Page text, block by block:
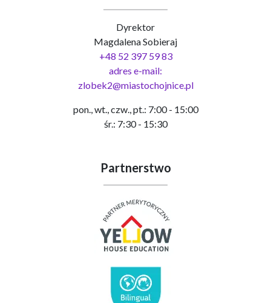
Dyrektor
Magdalena Sobieraj
+48 52 397 59 83
adres e-mail:
zlobek2@miastochojnice.pl
pon., wt., czw., pt.: 7:00 - 15:00
śr.: 7:30 - 15:30
Partnerstwo